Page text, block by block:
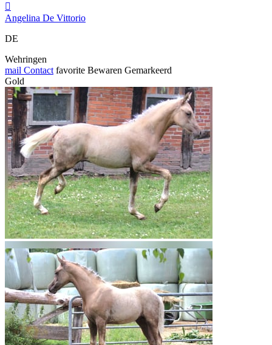

Angelina De Vittorio
DE
Wehringen
mail Contact favorite Bewaren Gemarkeerd
Gold